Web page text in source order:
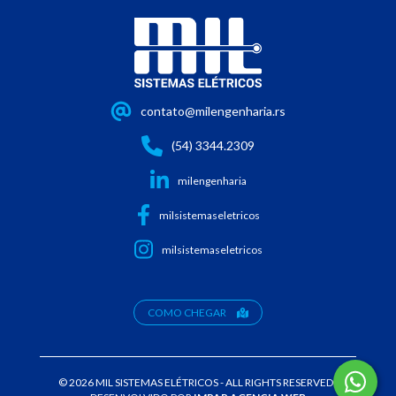
contato@milengenharia.rs
(54) 3344.2309
milengenharia
milsistemaseletricos
milsistemaseletricos
COMO CHEGAR
© 2026 MIL SISTEMAS ELÉTRICOS - ALL RIGHTS RESERVED -